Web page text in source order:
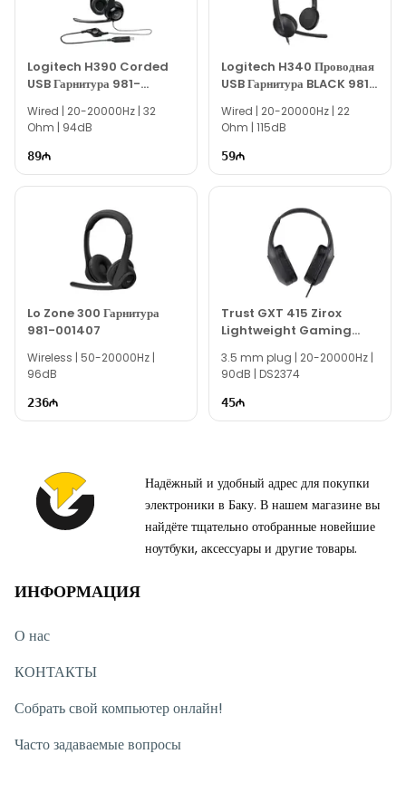
TRUST GXT 488 FORZE-B PS4 Headset Blue–
tənzimlənən başlığı ilə fərqli baş ölçülərinə uyğunlaşır.
uzunömürlü və davamlı materiallardan hazırlanmışdır.
oyunlarında üstünlük əldə etmək istəyən oyunçular
Logitech H390 Corded
USB Гарнитура 981-
000406
Wired | 20-20000Hz | 32
Ohm | 94dB
89
Logitech H340 Проводная
USB Гарнитура BLACK 981-
000475
Wired | 20-20000Hz | 22
Ohm | 115dB
59
Lo Zone 300 Гарнитура
981-001407
Wireless | 50-20000Hz |
96dB
236
Trust GXT 415 Zirox
Lightweight Gaming
Headset Black
3.5 mm plug | 20-20000Hz |
90dB | DS2374
45
Надёжный и удобный адрес для покупки
электроники в Баку. В нашем магазине вы
найдёте тщательно отобранные новейшие
ноутбуки, аксессуары и другие товары.
ИНФОРМАЦИЯ
О нас
КОНТАКТЫ
Собрать свой компьютер онлайн!
Часто задаваемые вопросы